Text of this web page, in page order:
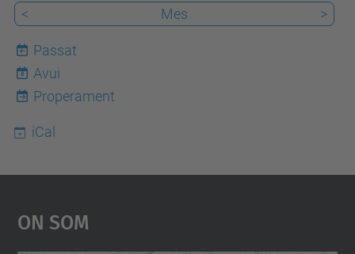
<
Mes >
Passat
8
Avui
Properament
iCal
On Som